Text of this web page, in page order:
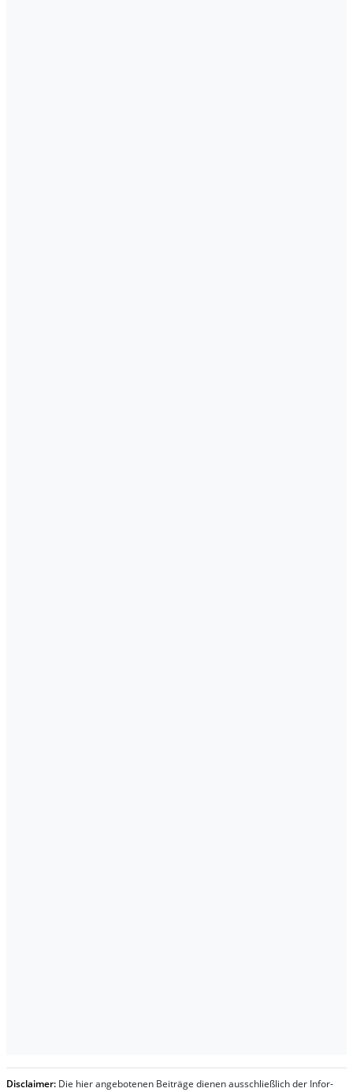
Dis­clai­mer: Die hier an­ge­bo­te­nen Bei­trä­ge die­nen aus­schließ­lich der In­for­